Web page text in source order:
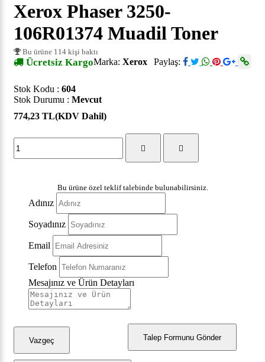
Xerox Phaser 3250-
106R01374 Muadil Toner
Bu ürüne 114 kişi baktı
Ücretsiz Kargo Paylaş:
Marka: Xerox
Stok Kodu : 604
Stok Durumu : Mevcut
774,23 TL(KDV Dahil)
Bu ürüne özel teklif talebinde bulunabilirsiniz.
Adınız
Soyadınız
Email
Telefon
Mesajınız ve Ürün Detayları
Talep Formunu Gönder
Vazgeç